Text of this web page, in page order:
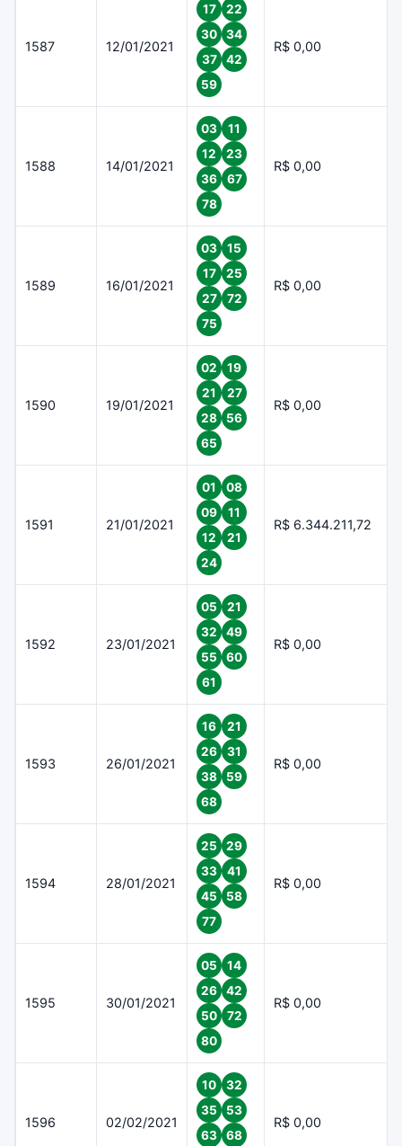
1587 12/01/2021
17
22
30
34
37
42
59
R$ 0,00
1588 14/01/2021
03
11
12
23
36
67
78
R$ 0,00
1589 16/01/2021
03
15
17
25
27
72
75
R$ 0,00
1590 19/01/2021
02
19
21
27
28
56
65
R$ 0,00
1591 21/01/2021
01
08
09
11
12
21
24
R$ 6.344.211,72
1592 23/01/2021
05
21
32
49
55
60
61
R$ 0,00
1593 26/01/2021
16
21
26
31
38
59
68
R$ 0,00
1594 28/01/2021
25
29
33
41
45
58
77
R$ 0,00
1595 30/01/2021
05
14
26
42
50
72
80
R$ 0,00
1596 02/02/2021
10
32
35
53
63
68
R$ 0,00